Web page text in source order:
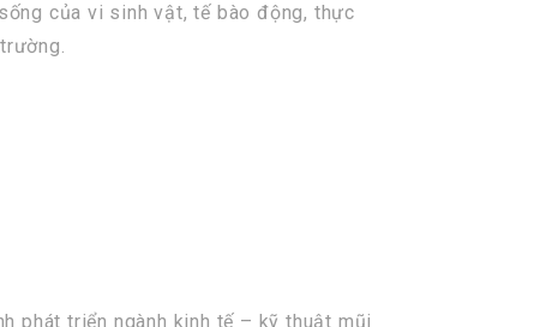
của vi sinh vật, tế bào động, thực
phát triển ngành kinh tế – kỹ thuật mũi